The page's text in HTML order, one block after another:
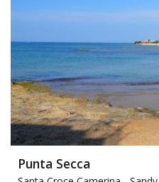
Punta Secca